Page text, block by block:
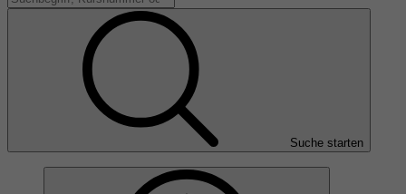
Suche starten